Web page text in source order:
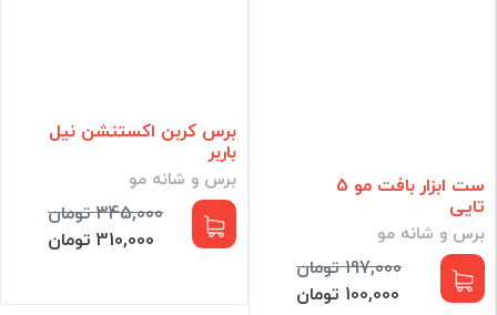
ست ابزار بافت مو 5
تایی
برس و شانه مو
197,000 تومان
100,000 تومان
برس کربن اکستنشن نیل
باربر
برس و شانه مو
345,000 تومان
310,000 تومان